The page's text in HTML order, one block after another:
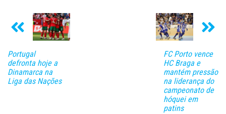
Portugal
defronta hoje a
Dinamarca na
Liga das Nações
FC Porto vence
HC Braga e
mantém pressão
na liderança do
campeonato de
hóquei em
patins